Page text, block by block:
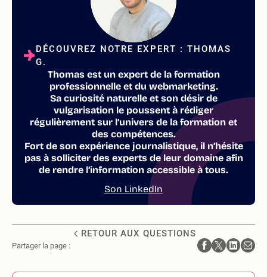
DÉCOUVREZ NOTRE EXPERT : THOMAS
G.
Thomas est un expert de la formation
professionnelle et du webmarketing.
Sa curiosité naturelle et son désir de
vulgarisation le poussent à rédiger
régulièrement sur l’univers de la formation et
des compétences.
Fort de son expérience journalistique, il n’hésite
pas à solliciter des experts de leur domaine afin
de rendre l’information accessible à tous.
Son LinkedIn
RETOUR AUX QUESTIONS
Partager la page :